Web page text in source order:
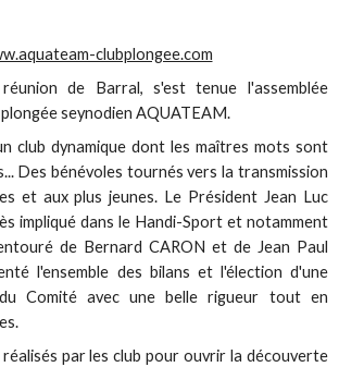
clubplongee.com
de Barral, s'est tenue l'assemblée
seynodien AQUATEAM.
club dynamique dont les maîtres mots sont
Des bénévoles tournés vers la transmission
et aux plus jeunes. Le Président Jean Luc
impliqué dans le Handi-Sport et notamment
de Bernard CARON et de Jean Paul
l'ensemble des bilans et l'élection d'une
Comité avec une belle rigueur tout en
par les club pour ouvrir la découverte